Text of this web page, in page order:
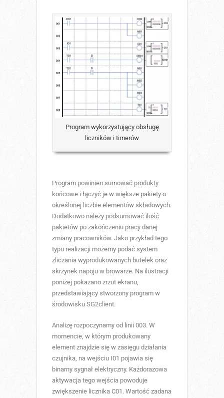
Program wykorzystujący obsługę
liczników i timerów
Program powinien sumować produkty
końcowe i łączyć je w większe pakiety o
określonej liczbie elementów składowych.
Dodatkowo należy podsumować ilość
pakietów po zakończeniu pracy danej
zmiany pracowników. Jako przykład tego
typu realizacji możemy podać system
zliczania wyprodukowanych butelek oraz
skrzynek napoju w browarze. Na ilustracji
poniżej pokazano zrzut ekranu,
przedstawiający stworzony program w
środowisku SG2client.
Analizę rozpoczynamy od linii 003. W
momencie, w którym produkowany
element znajdzie się w zasięgu działania
czujnika, na wejściu I01 pojawia się
binarny sygnał elektryczny. Każdorazowa
aktywacja tego wejścia powoduje
zwiększenie licznika C01. Wartość zadana